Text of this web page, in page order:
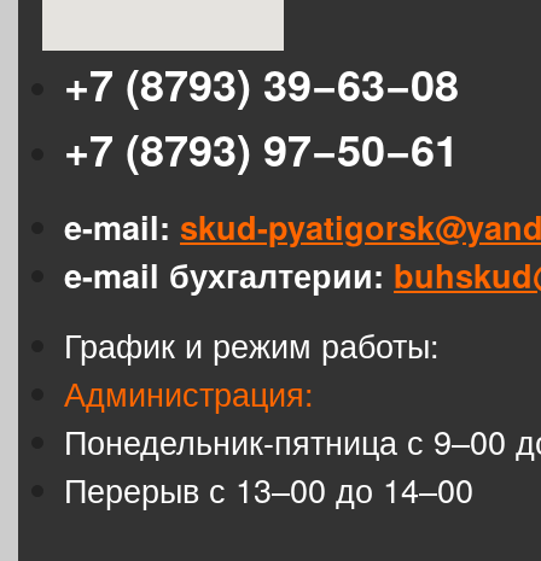
+7 (8793) 39−63−08
+7 (8793) 97−50−61
e-mail: skud-
e-mail бухгалтерии:
График и режим работы:
Администрация:
Понедельник-пятница с 9–00
Перерыв с 13–00 до 14–00